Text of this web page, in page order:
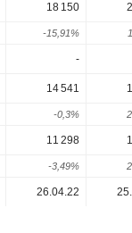
18 150
-15,91%
-
14 541
-0,3%
11 298
-3,49%
26.04.22